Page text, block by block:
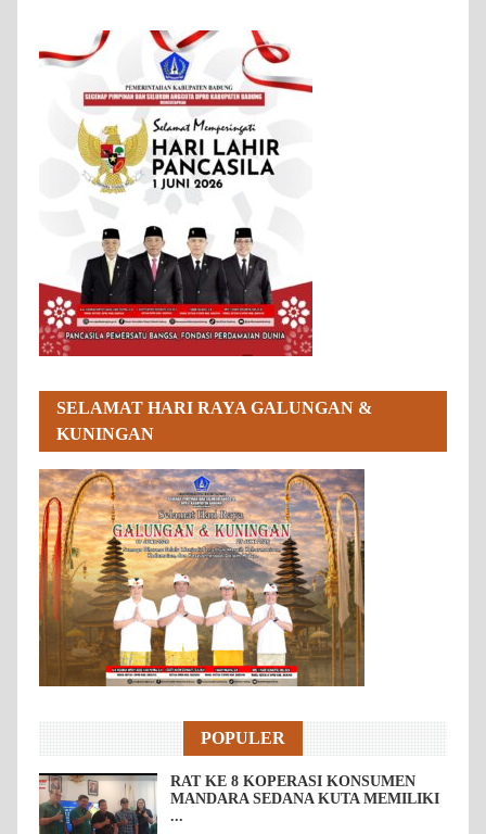
SELAMAT HARI RAYA GALUNGAN &
KUNINGAN
POPULER
RAT KE 8 KOPERASI KONSUMEN
MANDARA SEDANA KUTA MEMILIKI
...